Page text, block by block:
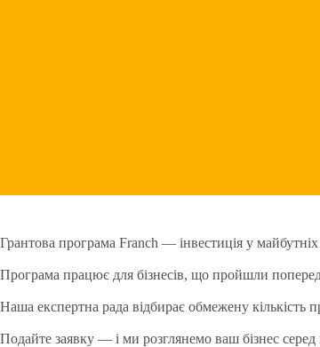
Грантова програма Franch — інвестиція у майбутніх
Програма працює для бізнесів, що пройшли
Наша експертна рада відбирає обмежену кількість
Подайте заявку — і ми розглянемо ваш бізнес